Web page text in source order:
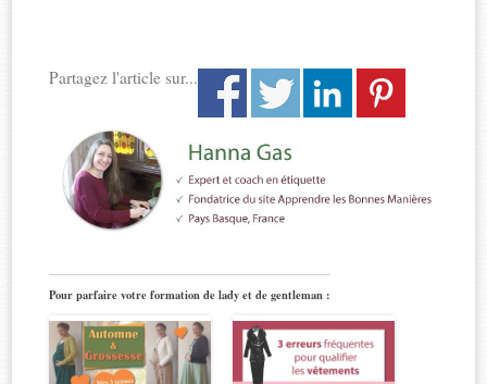
Partagez l'article sur...
Pour parfaire votre formation de lady et de gentleman :